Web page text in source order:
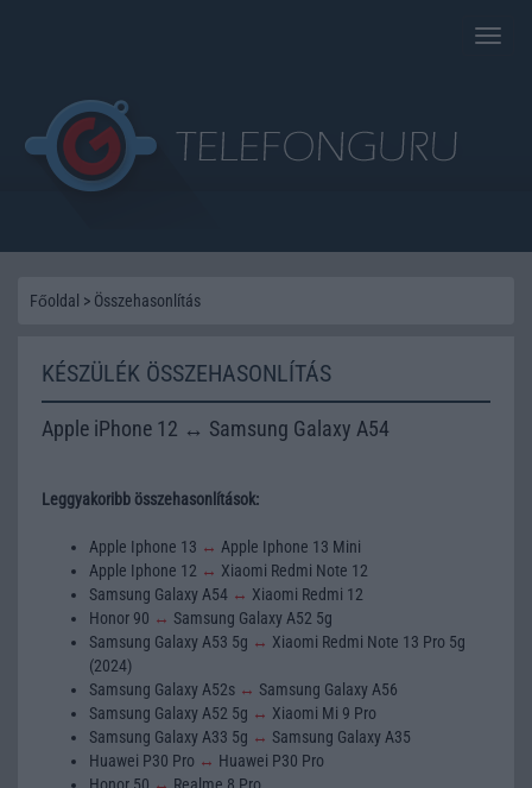
Toggle
Főoldal > Összehasonlítás
KÉSZÜLÉK ÖSSZEHASONLÍTÁS
Apple iPhone 12 ↔ Samsung Galaxy A54
Leggyakoribb összehasonlítások:
Apple Iphone 13 ↔ Apple Iphone 13 Mini
Apple Iphone 12 ↔ Xiaomi Redmi Note 12
Samsung Galaxy A54 ↔ Xiaomi Redmi 12
Honor 90 ↔ Samsung Galaxy A52 5g
Samsung Galaxy A53 5g ↔ Xiaomi Redmi Note 13 Pro 5g
(2024)
Samsung Galaxy A52s ↔ Samsung Galaxy A56
Samsung Galaxy A52 5g ↔ Xiaomi Mi 9 Pro
Samsung Galaxy A33 5g ↔ Samsung Galaxy A35
Huawei P30 Pro ↔ Huawei P30 Pro